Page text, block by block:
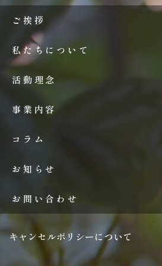
ご挨拶
私たちについて
活動理念
事業内容
コラム
お知らせ
お問い合わせ
キャンセルポリシーについて